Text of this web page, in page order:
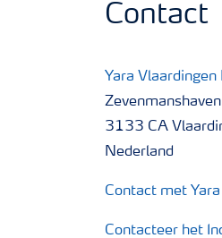
Contact
Yara Vlaardingen
3133 CA
Nederland
Contact met Yara
Contacteer het